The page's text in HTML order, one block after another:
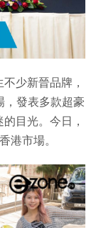
少新晉品牌，
，發表多款超豪
目光。今日，
港市場。